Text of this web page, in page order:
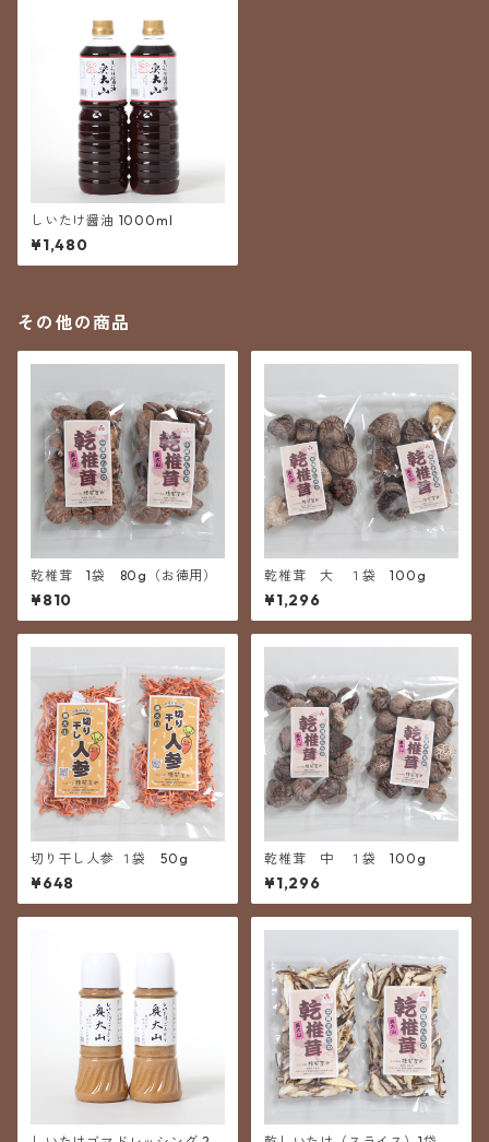
しいたけ醤油 1000ml
¥1,480
その他の商品
乾椎茸 1袋 80g（お徳用）
¥810
乾椎茸 大 １袋 100g
¥1,296
切り干し人参 １袋 50g
¥648
乾椎茸 中 １袋 100g
¥1,296